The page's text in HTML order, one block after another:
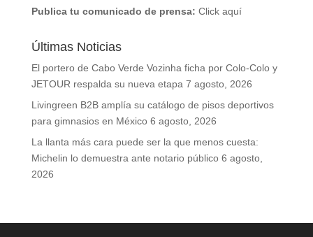
Publica tu comunicado de prensa: Click aquí
Últimas Noticias
El portero de Cabo Verde Vozinha ficha por Colo-Colo y
JETOUR respalda su nueva etapa 7 agosto, 2026
Livingreen B2B amplía su catálogo de pisos deportivos
para gimnasios en México 6 agosto, 2026
La llanta más cara puede ser la que menos cuesta:
Michelin lo demuestra ante notario público 6 agosto,
2026